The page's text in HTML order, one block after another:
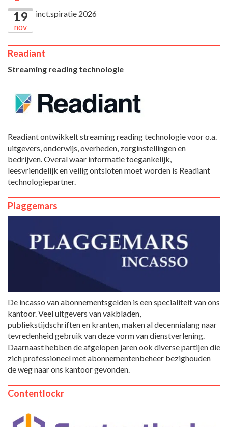
19
nov
inct.spiratie 2026
Readiant
Streaming reading technologie
Readiant ontwikkelt streaming reading technologie voor o.a.
uitgevers, onderwijs, overheden, zorginstellingen en
bedrijven. Overal waar informatie toegankelijk,
leesvriendelijk en veilig ontsloten moet worden is Readiant
technologiepartner.
Plaggemars
De incasso van abonnementsgelden is een specialiteit van ons
kantoor. Veel uitgevers van vakbladen,
publiekstijdschriften en kranten, maken al decennialang naar
tevredenheid gebruik van deze vorm van dienstverlening.
Daarnaast hebben de afgelopen jaren ook diverse partijen die
zich professioneel met abonnementenbeheer bezighouden
de weg naar ons kantoor gevonden.
Contentlockr